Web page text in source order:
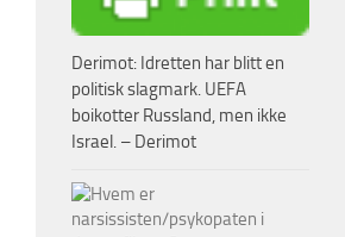
Derimot: Idretten har blitt en
politisk slagmark. UEFA
boikotter Russland, men ikke
Israel. – Derimot